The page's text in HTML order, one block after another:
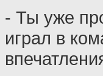
- Ты уже
играл в